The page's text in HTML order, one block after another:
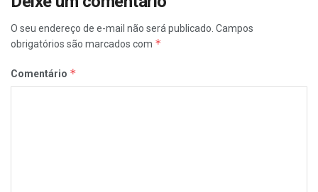
O seu endereço de e-mail não será publicado. Campos
obrigatórios são marcados com *
Comentário *